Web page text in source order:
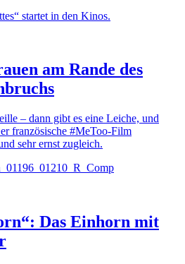
am Rande des
– dann gibt es eine Leiche, und
französische #MeToo-Film
sehr ernst zugleich.
Das Einhorn mit